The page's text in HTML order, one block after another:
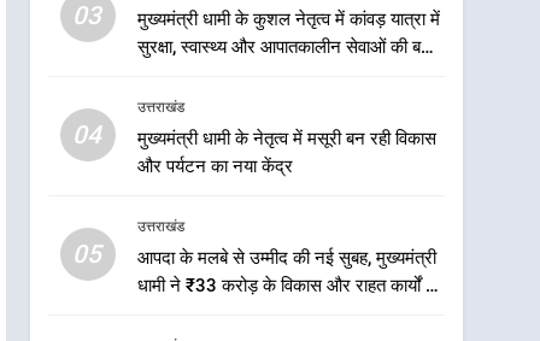
03
मुख्यमंत्री धामी के कुशल नेतृत्व में कांवड़ यात्रा में
सुरक्षा, स्वास्थ्य और आपातकालीन सेवाओं की बनी
04
उत्तराखंड
मुख्यमंत्री धामी के नेतृत्व में मसूरी बन रही विकास
और पर्यटन का नया केंद्र
05
उत्तराखंड
आपदा के मलबे से उम्मीद की नई सुबह, मुख्यमंत्री
धामी ने ₹33 करोड़ के विकास और राहत कार्यों से
1
एमडीडीए बोर्ड बैठक में 25 विकास
मिलेगी रफ्तार
2
मुख्यमंत्री धामी के प्रयासों से
स्वीकृत
उत्तराखंड